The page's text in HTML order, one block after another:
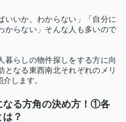
いいか、わからない」「自分に
からない」そんな人も多いので
暮らしの物件探しをする方に向
となる東西南北それぞれのメリ
します。
なる方角の決め方！①各
？